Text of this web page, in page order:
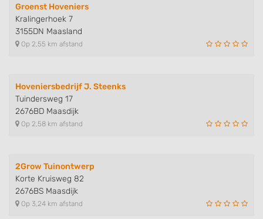
Groenst Hoveniers
Kralingerhoek 7
3155DN Maasland
Op 2,55 km afstand
Hoveniersbedrijf J. Steenks
Tuindersweg 17
2676BD Maasdijk
Op 2,58 km afstand
2Grow Tuinontwerp
Korte Kruisweg 82
2676BS Maasdijk
Op 3,24 km afstand